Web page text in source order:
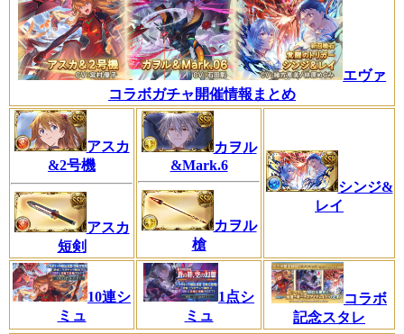
エヴァ
コラボガチャ開催情報まとめ
アスカ
&2号機
アスカ
短剣
カヲル
&Mark.6
カヲル
槍
シンジ&
レイ
10連シ
ミュ
1点シ
ミュ
コラボ
記念スタレ